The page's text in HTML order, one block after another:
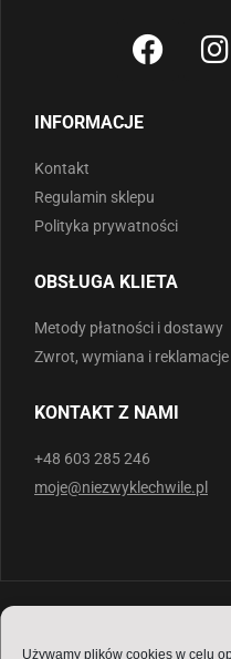
Używamy plików cookies w celu
INFORMACJE
Kontakt
Regulamin sklepu
Polityka prywatności
OBSŁUGA KLIETA
Metody płatności i dostawy
Zwrot, wymiana i reklamacje
KONTAKT Z NAMI
+48 603 285 246
moje@niezwyklechwile.pl